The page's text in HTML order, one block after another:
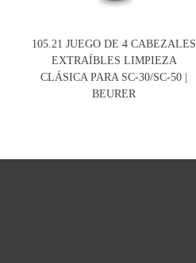
105.21 JUEGO DE 4 CABEZALES
EXTRAÍBLES LIMPIEZA
CLÁSICA PARA SC-30/SC-50 |
BEURER